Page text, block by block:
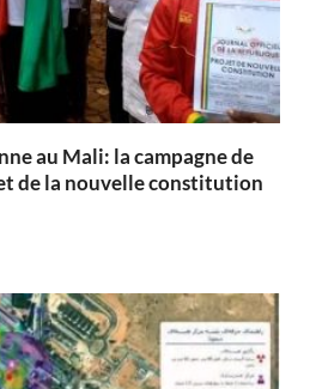
au Mali: la campagne de
de la nouvelle constitution